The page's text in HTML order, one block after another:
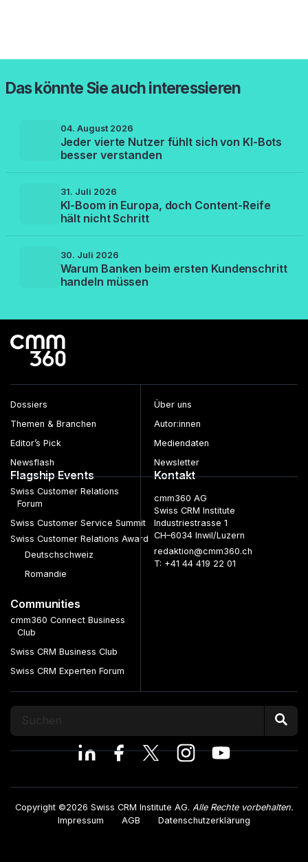
Das könnte Sie auch interessieren
04. August 2026
Jeder vierte Nutzer fühlt sich von KI-Bots
besser verstanden
31. Juli 2026
KI-Boom in Europa, doch Content-Reife
hält nicht Schritt
30. Juli 2026
Warum Banken beim ersten Kundenschritt
handeln müssen
Dossiers
Themen & Branchen
Editor’s Pick
Newsflash
Über uns
Autor:innen
Mediendaten
Newsletter
Flagship Events
Swiss Customer Relations
Forum
Swiss Customer Service Summit
Swiss Customer Relations Award
Deutschschweiz
Romandie
Communities
cmm360 Connect Business
Club
Swiss CRM Business Club
Swiss CRM Experten Forum
Kontakt
cmm360 AG
Swiss CRM Institute
Industriestrasse 1
CH–6034 Inwil/Luzern
redaktion@cmm360.ch
T: +41 44 419 22 01
Copyright ©2026 Swiss CRM Institute AG. Alle Rechte vorbehalten.
Impressum
AGB Datenschutzerklärung